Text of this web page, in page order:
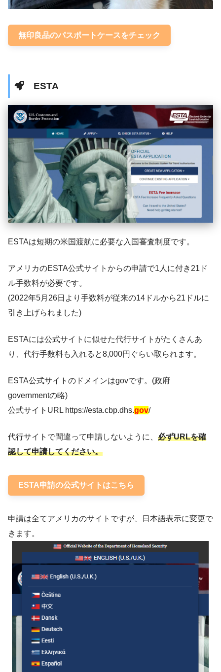
無印良品のパスポートケースをチェック
ESTA
ESTAは短期の米国渡航に必要な入国審査制度です。
アメリカのESTA公式サイトからの申請で1人に付き21ド
ル手数料が必要です。
(2022年5月26日より手数料が従来の14ドルから21ドルに
引き上げられました)
ESTAには公式サイトに似せた代行サイトがたくさんあ
り、代行手数料も入れると8,000円ぐらい取られます。
ESTA公式サイトのドメインはgovです。(政府
governmentの略)
公式サイトURL https://esta.cbp.dhs.gov/
代行サイトで間違って申請しないように、 必ずURLを確
認して申請してください。
ESTA申請の公式サイトはこちら
申請は全てアメリカのサイトですが、日本語表示に変更で
きます。